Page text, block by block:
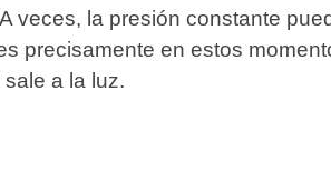
veces, la presión constante
precisamente en estos
a la luz.